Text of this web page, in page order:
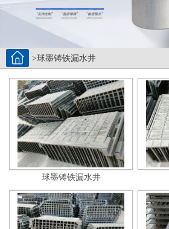
>球墨铸铁漏水井
球墨铸铁漏水井